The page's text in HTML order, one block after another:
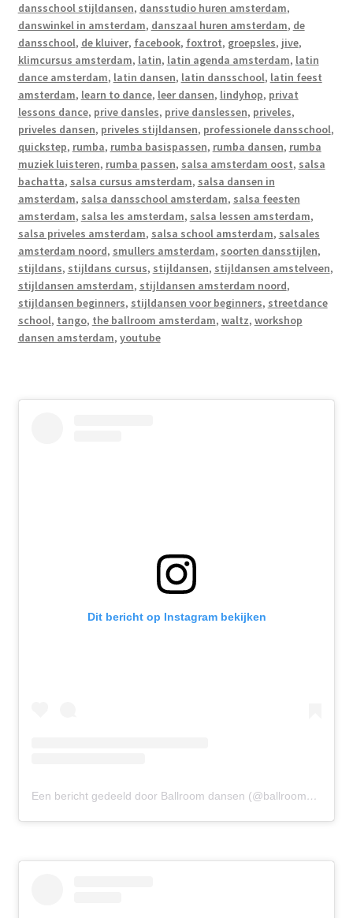
dansschool stijldansen, dansstudio huren amsterdam,
danswinkel in amsterdam, danszaal huren amsterdam, de
dansschool, de kluiver, facebook, foxtrot, groepsles, jive,
klimcursus amsterdam, latin, latin agenda amsterdam, latin
dance amsterdam, latin dansen, latin dansschool, latin feest
amsterdam, learn to dance, leer dansen, lindyhop, privat
lessons dance, prive dansles, prive danslessen, priveles,
priveles dansen, priveles stijldansen, professionele dansschool,
quickstep, rumba, rumba basispassen, rumba dansen, rumba
muziek luisteren, rumba passen, salsa amsterdam oost, salsa
bachatta, salsa cursus amsterdam, salsa dansen in
amsterdam, salsa dansschool amsterdam, salsa feesten
amsterdam, salsa les amsterdam, salsa lessen amsterdam,
salsa priveles amsterdam, salsa school amsterdam, salsales
amsterdam noord, smullers amsterdam, soorten dansstijlen,
stijldans, stijldans cursus, stijldansen, stijldansen amstelveen,
stijldansen amsterdam, stijldansen amsterdam noord,
stijldansen beginners, stijldansen voor beginners, streetdance
school, tango, the ballroom amsterdam, waltz, workshop
dansen amsterdam, youtube
Dit bericht op Instagram bekijken
Een bericht gedeeld door Ballroom dansen (@ballroomdansen)